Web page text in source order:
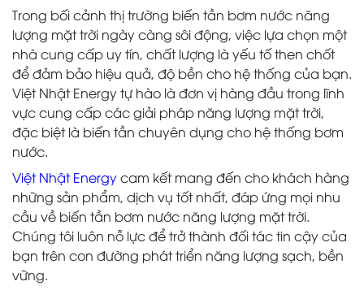
Trong bối cảnh thị trường biến tần bơm nước năng
lượng mặt trời ngày càng sôi động, việc lựa chọn một
nhà cung cấp uy tín, chất lượng là yếu tố then chốt
để đảm bảo hiệu quả, độ bền cho hệ thống của bạn.
Việt Nhật Energy tự hào là đơn vị hàng đầu trong lĩnh
vực cung cấp các giải pháp năng lượng mặt trời,
đặc biệt là biến tần chuyên dụng cho hệ thống bơm
nước.
Việt Nhật Energycam kết mang đến cho khách hàng
những sản phẩm, dịch vụ tốt nhất, đáp ứng mọi nhu
cầu về biến tần bơm nước năng lượng mặt trời.
Chúng tôi luôn nỗ lực để trở thành đối tác tin cậy của
bạn trên con đường phát triển năng lượng sạch, bền
vững.